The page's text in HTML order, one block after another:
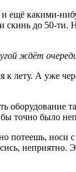
ещё какими-
скинь до 50-ти.
ждёт
к лету. А уже
оборудование
точно было
потеешь, носи